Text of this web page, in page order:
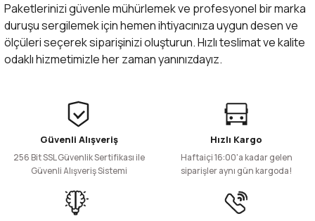
Paketlerinizi güvenle mühürlemek ve profesyonel bir marka
duruşu sergilemek için hemen ihtiyacınıza uygun desen ve
ölçüleri seçerek siparişinizi oluşturun. Hızlı teslimat ve kalite
odaklı hizmetimizle her zaman yanınızdayız.
Güvenli Alışveriş
256 Bit SSL Güvenlik Sertifikası ile
Güvenli Alışveriş Sistemi
Hızlı Kargo
Haftaiçi 16:00'a kadar gelen
siparişler aynı gün kargoda!